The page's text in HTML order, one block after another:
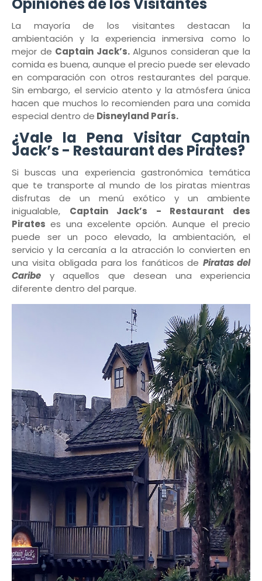
Opiniones de los Visitantes
La mayoría de los visitantes destacan la
ambientación y la experiencia inmersiva como lo
mejor de Captain Jack’s.Algunos consideran que la
comida es buena, aunque el precio puede ser elevado
en comparación con otros restaurantes del parque.
Sin embargo, el servicio atento y la atmósfera única
hacen que muchos lo recomienden para una comida
especial dentro de Disneyland París.
¿Vale la Pena Visitar Captain
Jack’s - Restaurant des Pirates?
Si buscas una experiencia gastronómica temática
que te transporte al mundo de los piratas mientras
disfrutas de un menú exótico y un ambiente
inigualable, Captain Jack’s - Restaurant des
Pirates es una excelente opción. Aunque el precio
puede ser un poco elevado, la ambientación, el
servicio y la cercanía a la atracción lo convierten en
una visita obligada para los fanáticos de Piratas del
Caribe y aquellos que desean una experiencia
diferente dentro del parque.